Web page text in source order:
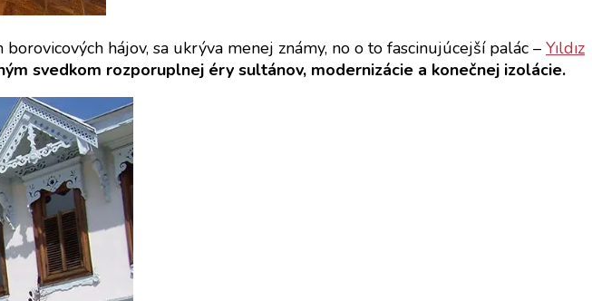
hájov, sa ukrýva menej známy, no o to fascinujúcejší palác – Yıldız
svedkom rozporuplnej éry sultánov, modernizácie a konečnej izolácie.